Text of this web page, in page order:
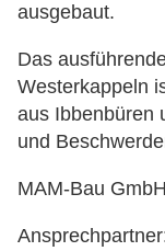
ausgebaut.
Das
Westerkappeln
aus Ibbenbüren
und
MAM-Bau